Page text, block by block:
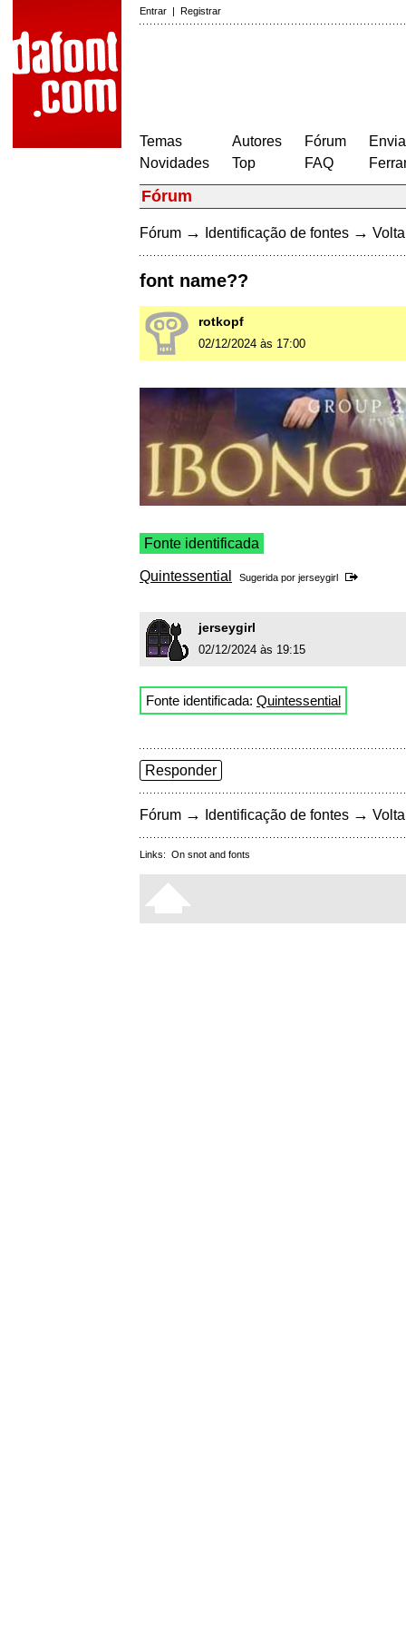
Entrar | Registrar
Temas
Novidades
Autores
Top
Fórum
FAQ
Fórum
Fórum → Identificação de fontes →
font name??
rotkopf
02/12/2024 às 17:00
Fonte identificada
Quintessential Sugerida por jerseygirl
jerseygirl
02/12/2024 às 19:15
Fonte identificada: Quintessential
Responder
Fórum → Identificação de fontes →
Links: On snot and fonts